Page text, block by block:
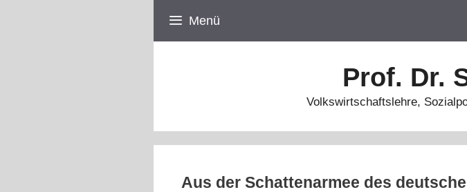
Menü
Prof. Dr.
Volkswirtschaftslehre,
Aus der Schattenarmee des